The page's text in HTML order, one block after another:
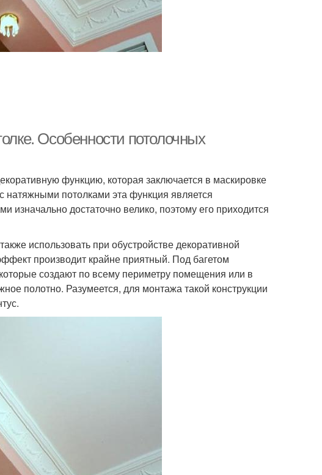
Особенности потолочных
функцию, которая заключается в маскировке
натяжными потолками эта функция является
изначально достаточно велико, поэтому его приходится
использовать при обустройстве декоративной
производит крайне приятный. Под багетом
создают по всему периметру помещения или в
полотно. Разумеется, для монтажа такой конструкции